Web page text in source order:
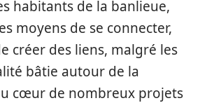
habitants de la banlieue,
moyens de se connecter,
créer des liens, malgré les
bâtie autour de la
cœur de nombreux projets